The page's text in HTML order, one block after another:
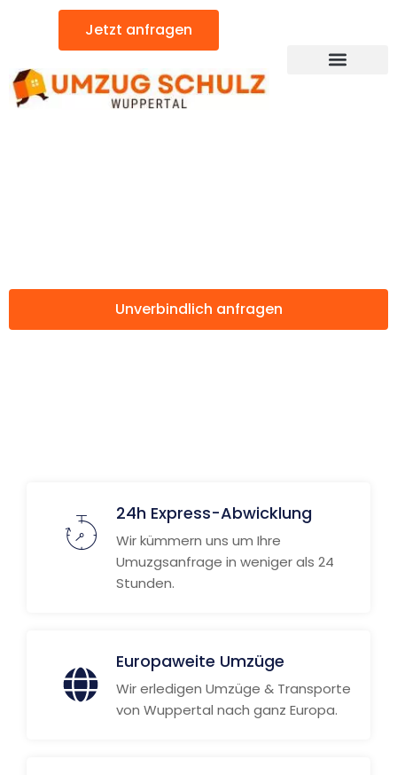
Jetzt anfragen
Unverbindlich anfragen
24h Express-Abwicklung
Wir kümmern uns um Ihre
Umuzgsanfrage in weniger als 24
Stunden.
Europaweite Umzüge
Wir erledigen Umzüge & Transporte
von Wuppertal nach ganz Europa.